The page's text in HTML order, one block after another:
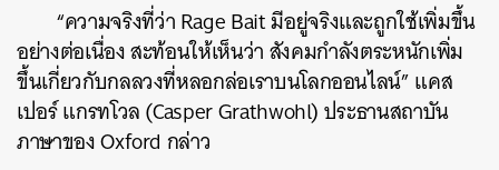
“ความจริงที่ว่า Rage Bait มีอยู่จริงและถูกใช้เพิ่มขึ้น
อย่างต่อเนื่อง สะท้อนให้เห็นว่า สังคมกำลังตระหนักเพิ่ม
ขึ้นเกี่ยวกับกลลวงที่หลอกล่อเราบนโลกออนไลน์” แคส
เปอร์ แกรทโวล (Casper Grathwohl) ประธานสถาบัน
ภาษาของ Oxford กล่าว